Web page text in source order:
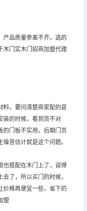
产品质量参差不齐，选的
木门实木门招商加盟代理
料，要问清楚商家配的是
装的时候，看到货不对
的门板不实用，后期门页
音估计就是这个问题。
也搭配在木门上了，说得
了，所以买门的时候，
价格再便宜一些，省下的
盟